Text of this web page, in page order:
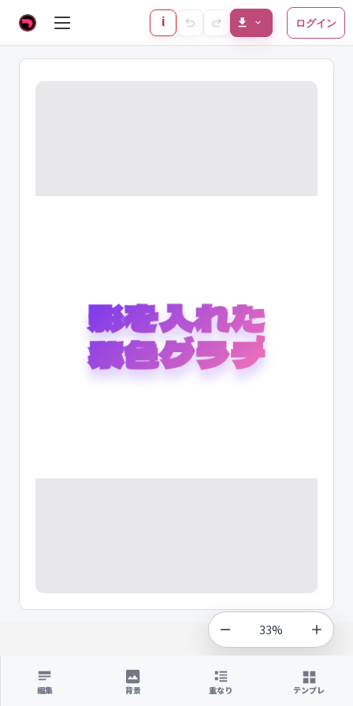
i ログイン
33%
編集 背景 重なり テンプレ